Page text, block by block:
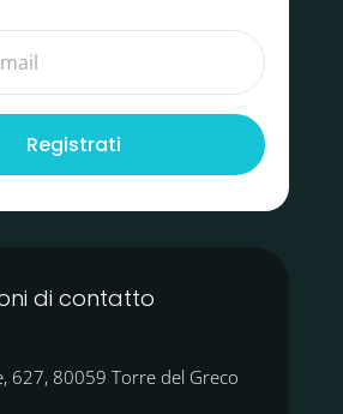
Registrati
di contatto
627, 80059 Torre del Greco